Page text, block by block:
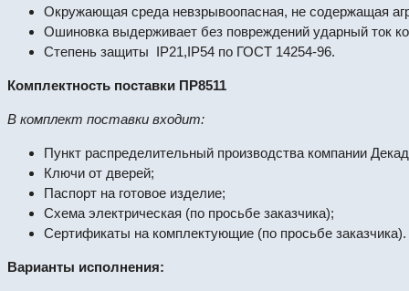
Окружающая среда невзрывоопасная, не содержащая
Ошиновка выдерживает без повреждений ударный ток
Степень защиты IP21,IP54 по ГОСТ 14254-96.
Комплектность поставки ПР8511
В комплект поставки входит:
Пункт распределительный производства компании
Ключи от дверей;
Паспорт на готовое изделие;
Схема электрическая (по просьбе заказчика);
Сертификаты на комплектующие (по просьбе заказчика).
Варианты исполнения: